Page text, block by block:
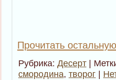
Прочитать
Рубрика: Десерт |
смородина, творог |